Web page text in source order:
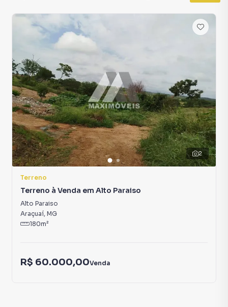
2
Terreno
Terreno à Venda em Alto Paraiso
Alto Paraiso
Araçuaí, MG
180m²
R$ 60.000,00Venda